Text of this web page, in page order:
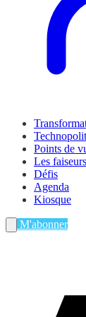
Points de
Les faiseurs
Défis
Agenda
Kiosque
M'abonner